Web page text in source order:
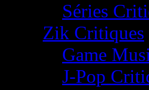
Séries
Zik Critiques
Game
J-Pop